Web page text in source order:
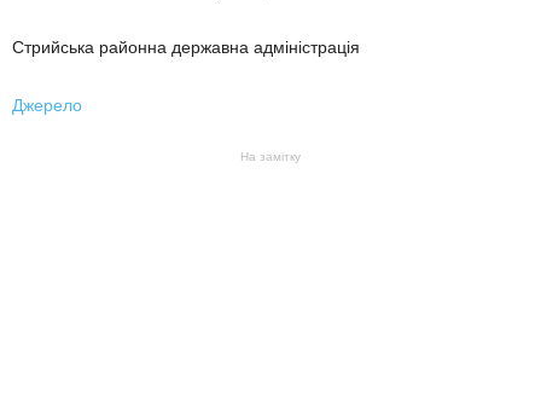
Стрийська районна державна адміністрація
Джерело
На замітку